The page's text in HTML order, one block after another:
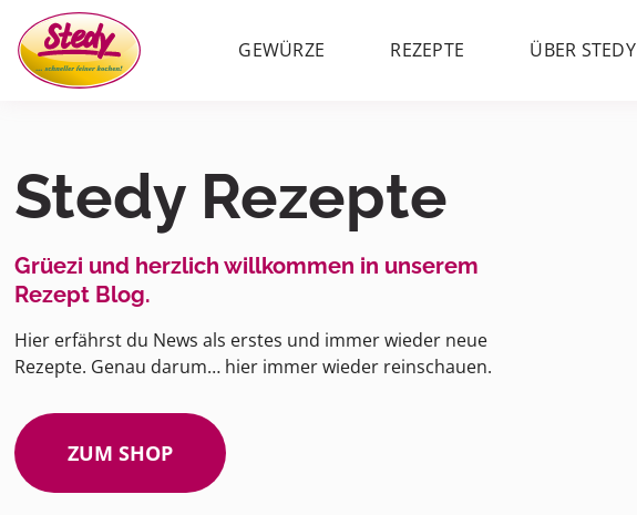
GEWÜRZE REZEPTE ÜBER STEDY
Stedy Rezepte
Grüezi und herzlich willkommen in unserem
Rezept Blog.
Hier erfährst du News als erstes und immer wieder neue
Rezepte. Genau darum… hier immer wieder reinschauen.
ZUM SHOP